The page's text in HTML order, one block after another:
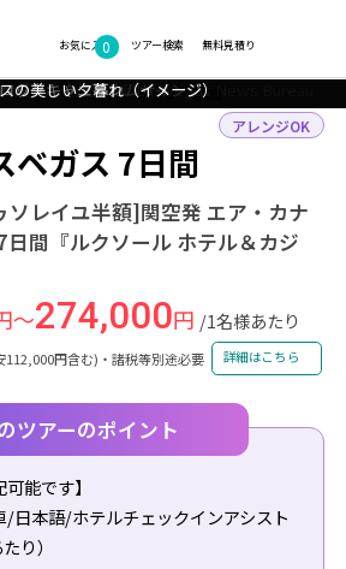
お気に入り
0 無料見積り
ツアー検索
リカ ラスベガス ツアー詳細
ベガス 7日間
ソレイユ半額]関空発 エア・カナ
日間『ルクソール ホテル＆カジ
アレンジOK
～274,000円 /1名様あたり
円含む)・諸税等別途必要 詳細はこちら
景（イメージ） ©Las Vegas News Bureau
ガス ウェルカムサイン
ックキャニオン イメージ
の美しい夕暮れ（イメージ）
フォトギャラリー
ツアーのポイント
能です】
日本語/ホテルチェックインアシスト
り）